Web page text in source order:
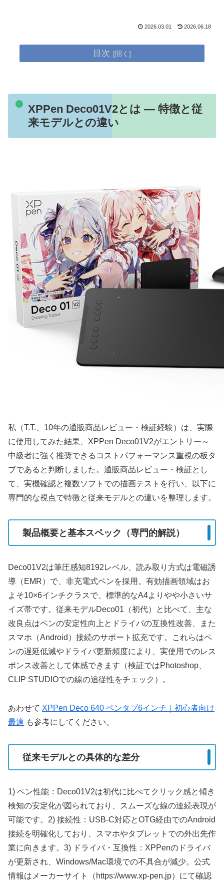
2026.03.01 2026.06.18
目次
XPPen Deco01V2とは — 特徴と従
来モデルとの違い
私（T.T.、10年の通販商品レビュー・検証経験）は、実際
に使用してみた結果、XPPen Deco01V2がエントリー～
中級者に強く推奨できるコストパフォーマンス重視の板タ
ブであると判断しました。通販商品レビュー・検証とし
て、実機確認と複数ソフトでの描画テストを行い、以下に
専門的な視点で特徴と従来モデルとの違いを整理します。
製品概要と基本スペック（専門的解説）
Deco01V2は筆圧感知8192レベル、読み取り方式は電磁誘
導（EMR）で、非充電式ペンを採用。有効描画領域はお
よそ10×6インチクラスで、標準的なA4よりやや小さいサ
イズ帯です。従来モデルDeco01（初代）と比べて、主な
改良点はペンの安定性向上とドライバの互換性改善、また
スマホ（Android）接続のサポート拡充です。これらはペ
ンの遅延低減やドライバ更新頻度により、実使用でのレス
ポンス改善として体感できます（検証ではPhotoshop、
CLIP STUDIOでの線の追従性をチェック）。
あわせて XPPen Deco 640 ペンタブ6インチ｜初心者向け
最適 も参考にしてください。
従来モデルとの具体的な差分
1) ペン性能：Deco01V2は初代に比べてクリック感と傾き
検知の安定化が図られており、スムーズな線の連続表現が
可能です。2) 接続性：USB-C対応とOTG経由でのAndroid
接続を明確化しており、スマホやタブレットでの外出先作
業に向きます。3) ドライバ・互換性：XPPenのドライバ
が更新され、Windows/Mac環境での不具合が減少。公式
情報はメーカーサイト（https://www.xp-pen.jp）にて確認